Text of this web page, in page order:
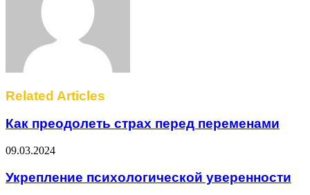
Related Articles
Как преодолеть страх перед переменами
09.03.2024
Укрепление психологической уверенности